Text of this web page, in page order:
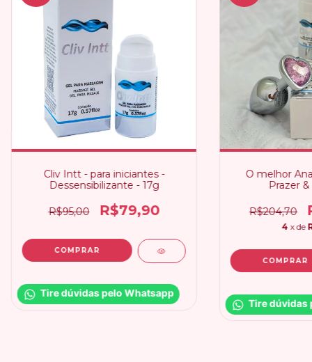
Cliv Intt - para iniciantes -
Dessensibilizante - 17g
R$95,00 R$79,90
Tire dúvidas pelo Whatsapp
O melhor
Prazer
R$204,70
4 x de
Tire dúvidas